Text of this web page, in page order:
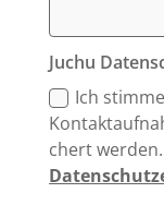
Juchu
Ich
chert